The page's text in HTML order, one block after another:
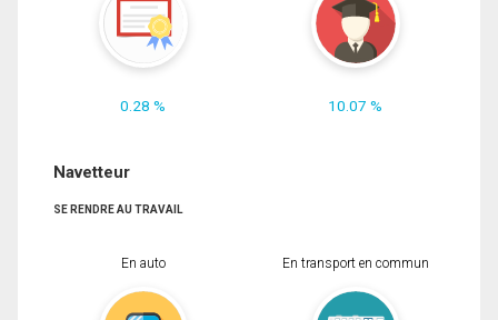
0.28 % 10.07 %
Navetteur
SE RENDRE AU TRAVAIL
En auto En transport en commun